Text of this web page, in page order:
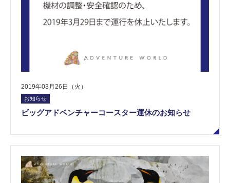
2019年03月26日（火）
お知らせ
ビッグアドベンチャーコースター運休のお知らせ